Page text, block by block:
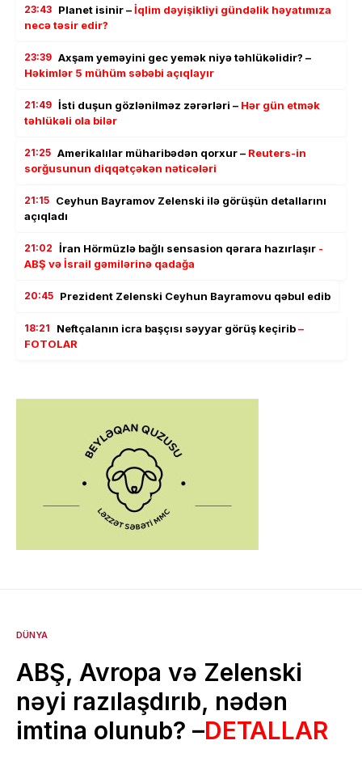
23:43 Planet isinir –İqlim dəyişikliyi gündəlik həyatımıza
necə təsir edir?
23:39 Axşam yeməyini gec yemək niyə təhlükəlidir? –
Həkimlər 5 mühüm səbəbi açıqlayır
21:49 İsti duşun gözlənilməz zərərləri – Hər gün etmək
təhlükəli ola bilər
21:25 Amerikalılar müharibədən qorxur – Reuters-in
sorğusunun diqqətçəkən nəticələri
21:15 Ceyhun Bayramov Zelenski ilə görüşün detallarını
açıqladı
21:02 İran Hörmüzlə bağlı sensasion qərara hazırlaşır -
ABŞ və İsrail gəmilərinə qadağa
20:45 Prezident Zelenski Ceyhun Bayramovu qəbul edib
18:21 Neftçalanın icra başçısı səyyar görüş keçirib–
FOTOLAR
DÜNYA
ABŞ, Avropa və Zelenski
nəyi razılaşdırıb, nədən
imtina olunub? –DETALLAR